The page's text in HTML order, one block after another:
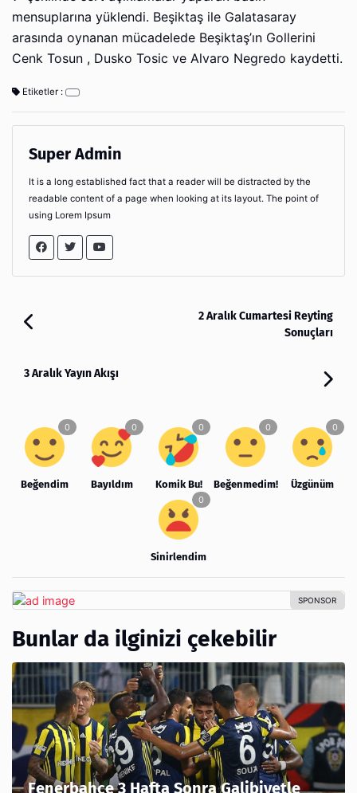
mensuplarına yüklendi. Beşiktaş ile Galatasaray
arasında oynanan mücadelede Beşiktaş’ın Gollerini
Cenk Tosun , Dusko Tosic ve Alvaro Negredo kaydetti.
Etiketler :
Super Admin
It is a long established fact that a reader will be distracted by the
readable content of a page when looking at its layout. The point of
using Lorem Ipsum
2 Aralık Cumartesi Reyting
Sonuçları
3 Aralık Yayın Akışı
Beğendim Bayıldım Komik Bu! Beğenmedim! Üzgünüm
Sinirlendim
Bunlar da ilginizi çekebilir
Fenerbahçe 3 Hafta Sonra Galibiyetle